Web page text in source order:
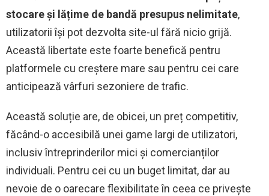
stocare și lățime de bandă presupus nelimitate,
utilizatorii își pot dezvolta site-ul fără nicio grijă.
Această libertate este foarte benefică pentru
platformele cu creștere mare sau pentru cei care
anticipează vârfuri sezoniere de trafic.
Această soluție are, de obicei, un preț competitiv,
făcând-o accesibilă unei game largi de utilizatori,
inclusiv întreprinderilor mici și comercianților
individuali. Pentru cei cu un buget limitat, dar au
nevoie de o oarecare flexibilitate în ceea ce privește